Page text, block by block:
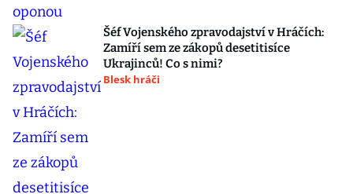
Šéf Vojenského zpravodajství v Hráčích:
Zamíří sem ze zákopů desetitisíce
Ukrajinců! Co s nimi?
Blesk hráči